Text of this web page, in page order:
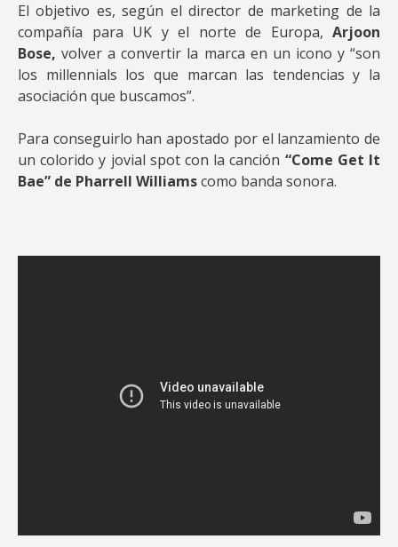
El objetivo es, según el director de marketing de la
compañía para UK y el norte de Europa, Arjoon
Bose, volver a convertir la marca en un icono y “son
los millennials los que marcan las tendencias y la
asociación que buscamos”.
Para conseguirlo han apostado por el lanzamiento de
un colorido y jovial spot con la canción “Come Get It
Bae” de Pharrell Williamscomo banda sonora.